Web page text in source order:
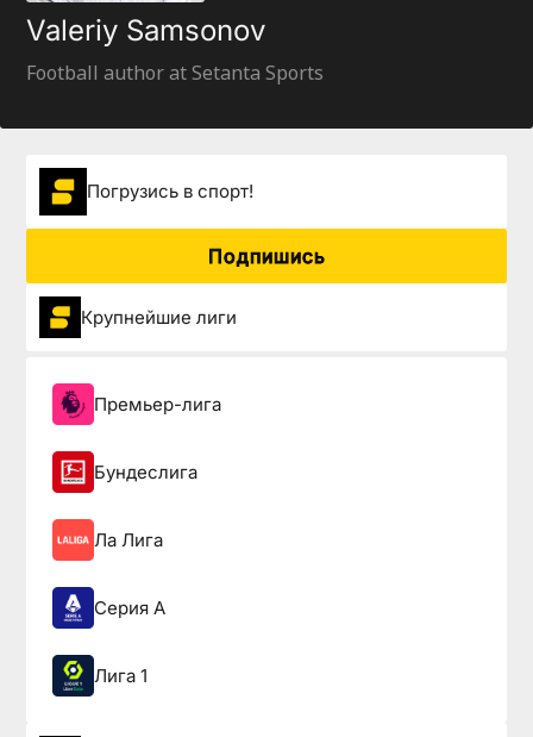
Valeriy Samsonov
Football author at Setanta Sports
Погрузиcь в спорт!
Подпишись
Крупнейшие лиги
Премьер-лига
Бундеслига
Ла Лига
Серия А
Лига 1